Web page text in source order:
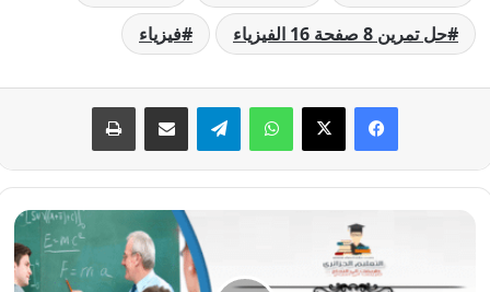
حل تمرين 8 صفحة 16 الفيزياء
فيزياء
فيسبوك
‫X واتسابتيلقراممشاركة عبر البريد طباعة